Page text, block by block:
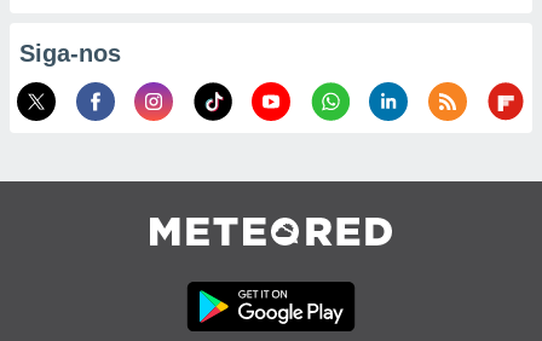
através
Siga-nos